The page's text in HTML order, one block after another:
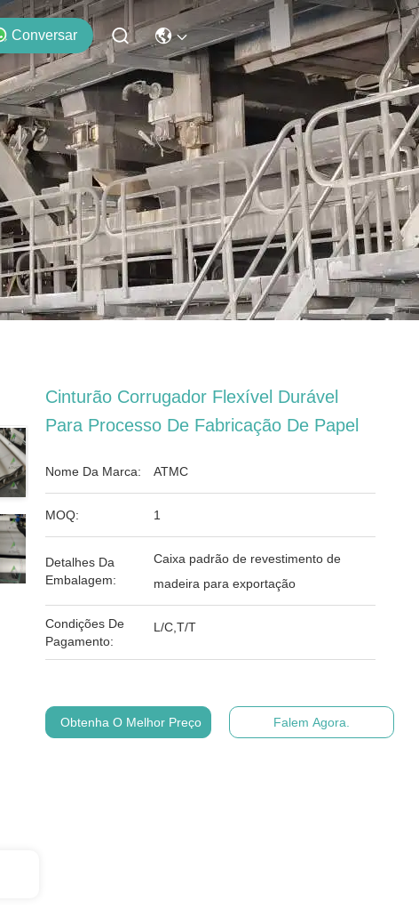
Conversar
Cinturão Corrugador Flexível Durável
Para Processo De Fabricação De Papel
Nome Da Marca: ATMC
MOQ: 1
Detalhes Da
Embalagem:
Caixa padrão de revestimento de
madeira para exportação
Condições De
Pagamento:
L/C,T/T
Obtenha O Melhor Preço Falem Agora.